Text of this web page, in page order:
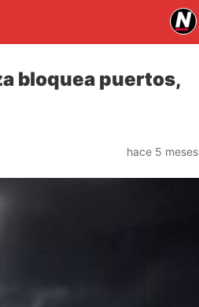
bloquea puertos,
hace 5 meses